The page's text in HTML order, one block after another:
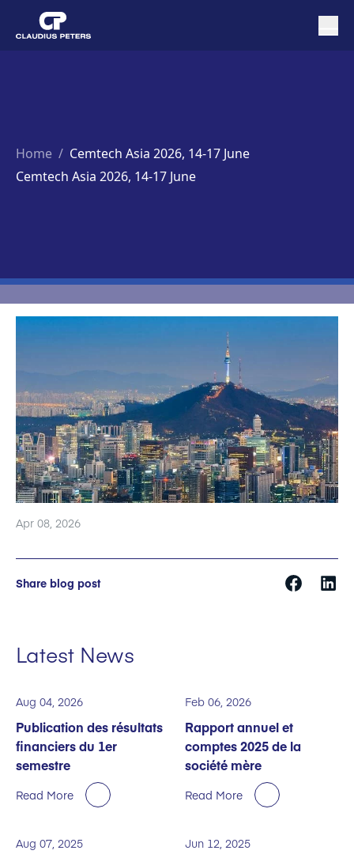
Home / Cemtech Asia 2026, 14-17 June
Cemtech Asia 2026, 14-17 June
Apr 08, 2026
Share blog post
Latest News
Aug 04, 2026
Publication des résultats
financiers du 1er
semestre
Read More
Feb 06, 2026
Rapport annuel et
comptes 2025 de la
société mère
Read More
Aug 07, 2025 Jun 12, 2025